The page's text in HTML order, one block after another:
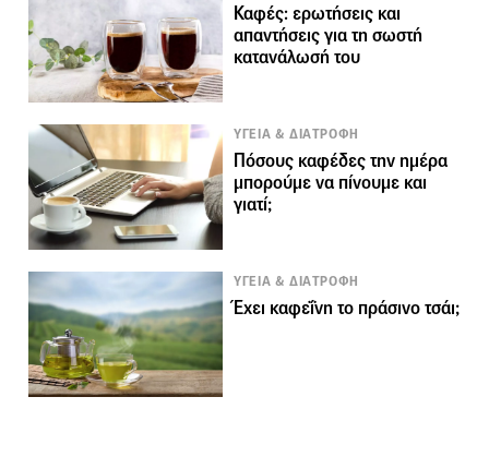
Καφές: ερωτήσεις και
απαντήσεις για τη σωστή
κατανάλωσή του
ΥΓΕΙΑ & ΔΙΑΤΡΟΦΗ
Πόσους καφέδες την ημέρα
μπορούμε να πίνουμε και
γιατί;
ΥΓΕΙΑ & ΔΙΑΤΡΟΦΗ
Έχει καφεΐνη το πράσινο τσάι;